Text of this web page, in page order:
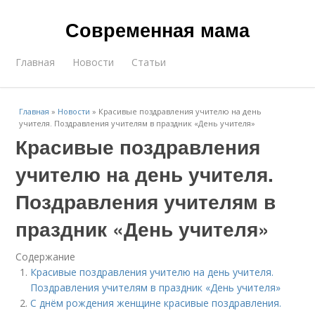
Современная мама
Главная Новости Статьи
Главная » Новости » Красивые поздравления учителю на день
учителя. Поздравления учителям в праздник «День учителя»
Красивые поздравления
учителю на день учителя.
Поздравления учителям в
праздник «День учителя»
Содержание
Красивые поздравления учителю на день учителя.
Поздравления учителям в праздник «День учителя»
С днём рождения женщине красивые поздравления.